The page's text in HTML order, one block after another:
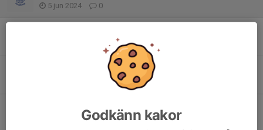
5 jun 2024 0
Inställd träning under novemberlovet vecka 44
24 okt 2023 0
Godkänn kakor